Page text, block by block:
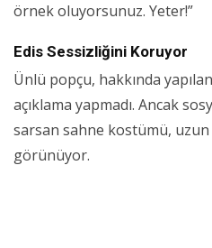
örnek oluyorsunuz. Yeter!”
Edis Sessizliğini Koruyor
Ünlü popçu, hakkında
açıklama yapmadı. Ancak
sarsan sahne kostümü, uzun
görünüyor.